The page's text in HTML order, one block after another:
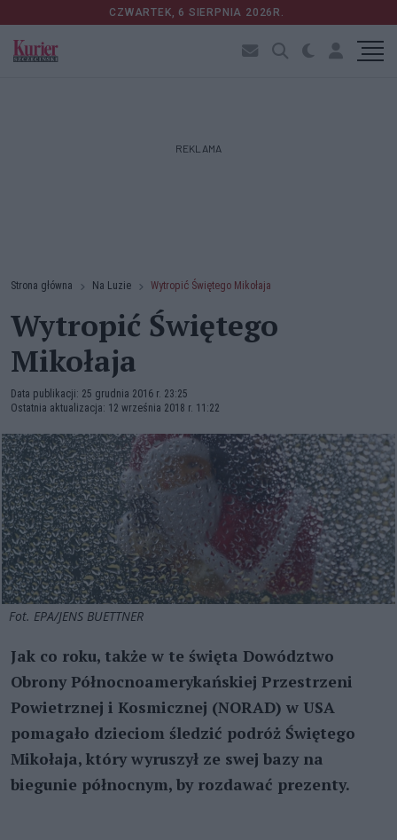
CZWARTEK, 6 SIERPNIA 2026R.
REKLAMA
Strona główna Na Luzie Wytropić Świętego Mikołaja
Wytropić Świętego
Mikołaja
Data publikacji: 25 grudnia 2016 r. 23:25
Ostatnia aktualizacja: 12 września 2018 r. 11:22
Fot. EPA/JENS BUETTNER
Jak co roku, także w te święta Dowództwo
Obrony Północnoamerykańskiej Przestrzeni
Powietrznej i Kosmicznej (NORAD) w USA
pomagało dzieciom śledzić podróż Świętego
Mikołaja, który wyruszył ze swej bazy na
biegunie północnym, by rozdawać prezenty.